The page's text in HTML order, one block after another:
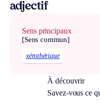
adjectif
Sens principaux
[Sens commun]
xérothérique
À découvrir
Savez-vous ce